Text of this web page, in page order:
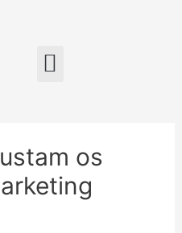
Menu
os